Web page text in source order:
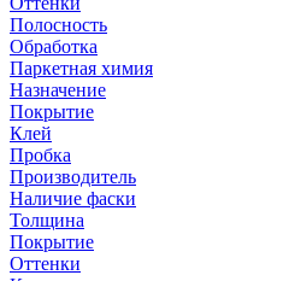
Полосность
Обработка
Паркетная химия
Назначение
Покрытие
Клей
Пробка
Производитель
Наличие фаски
Толщина
Покрытие
Оттенки